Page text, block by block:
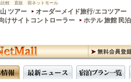
較 直販 宿ネットモール
ツアー
オーダーメイド旅行/エコツアー
けサイトコントローラー
ホテル 旅館 民